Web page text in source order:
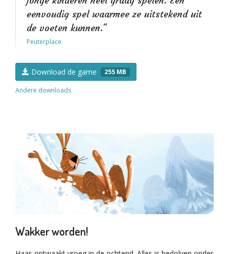
eenvoudig spel waarmee ze uitstekend uit
de voeten kunnen."
Peuterplace
Download de game 255 MB
Andere downloads
Wakker worden!